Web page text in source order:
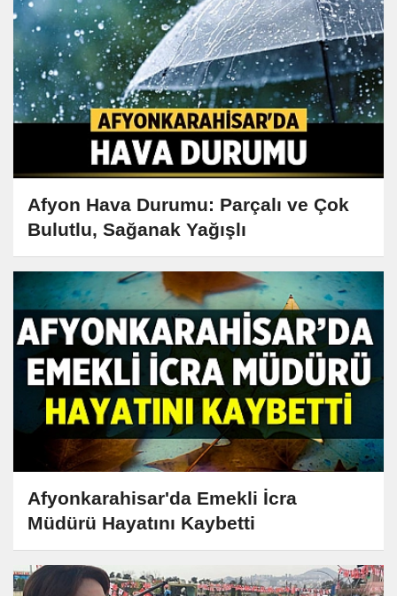
Afyon Hava Durumu: Parçalı ve Çok
Bulutlu, Sağanak Yağışlı
Afyonkarahisar'da Emekli İcra
Müdürü Hayatını Kaybetti